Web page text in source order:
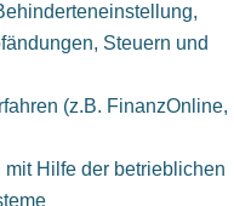
Steuern und
(z.B. FinanzOnline,
Hilfe der betrieblichen